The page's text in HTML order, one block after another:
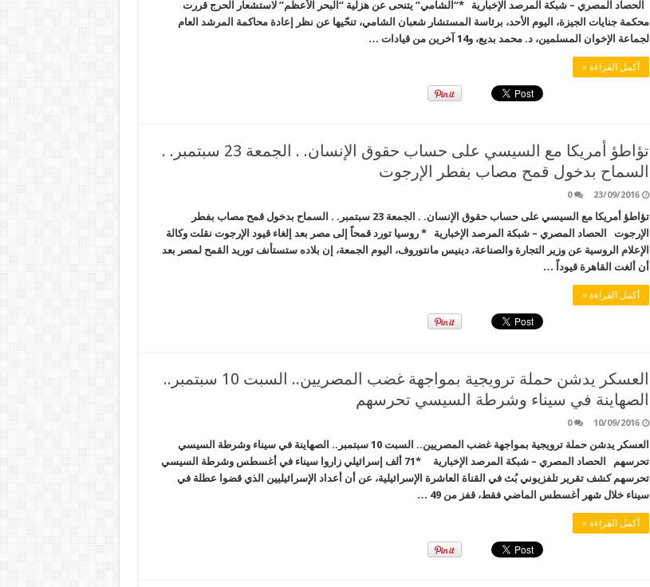
الحصاد المصري – شبكة المرصد الإخبارية *“الشامي” يتنحى عن هزلية “البحر الأعظم” لاستشعار الحرج قررت
محكمة جنايات الجيزة، اليوم الأحد، برئاسة المستشار شعبان الشامي، تنحّيها عن نظر إعادة محاكمة المرشد العام
لجماعة الإخوان المسلمين، د. محمد بديع، و14 آخرين من قيادات …
أكمل القراءة »
تؤاطؤ أمريكا مع السيسي على حساب حقوق الإنسان. . الجمعة 23 سبتمبر. .
السماح بدخول قمح مصاب بفطر الإرجوت
23/09/2016
0
تؤاطؤ أمريكا مع السيسي على حساب حقوق الإنسان. . الجمعة 23 سبتمبر. . السماح بدخول قمح مصاب بفطر
الإرجوت الحصاد المصري – شبكة المرصد الإخبارية * روسيا تورد قمحاً إلى مصر بعد إلغاء قيود الإرجوت نقلت وكالة
الإعلام الروسية عن وزير التجارة والصناعة، دينيس مانتوروف، اليوم الجمعة، إن بلاده ستستأنف توريد القمح لمصر بعد
أن ألغت القاهرة قيوداً …
أكمل القراءة »
العسكر يدشن حملة ترويجية بمواجهة غضب المصريين.. السبت 10 سبتمبر..
الصهاينة في سيناء وشرطة السيسي تحرسهم
10/09/2016
0
العسكر يدشن حملة ترويجية بمواجهة غضب المصريين.. السبت 10 سبتمبر.. الصهاينة في سيناء وشرطة السيسي
تحرسهم الحصاد المصري – شبكة المرصد الإخبارية *71 ألف إسرائيلي زاروا سيناء في أغسطس وشرطة السيسي
تحرسهم كشف تقرير تلفزيوني بُث في القناة العاشرة الإسرائيلية، عن أن أعداد الإسرائيليين الذي قضوا عطلة في
سيناء خلال شهر أغسطس الماضي فقط، قفز من 49 …
أكمل القراءة »